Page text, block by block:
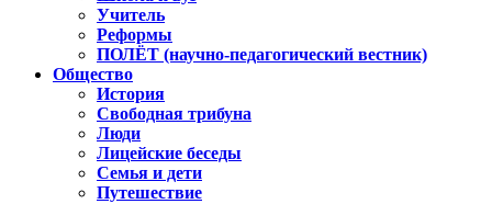
Учитель
Реформы
ПОЛЁТ (научно-педагогический вестник)
Общество
История
Свободная трибуна
Люди
Лицейские беседы
Семья и дети
Путешествие